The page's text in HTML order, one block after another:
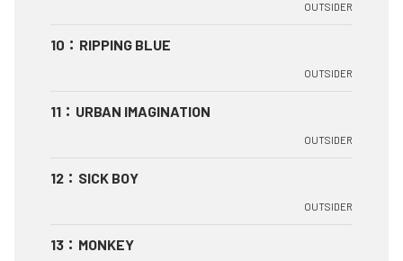
OUTSIDER
10 ： RIPPING BLUE
OUTSIDER
11 ： URBAN IMAGINATION
OUTSIDER
12 ： SICK BOY
OUTSIDER
13 ： MONKEY